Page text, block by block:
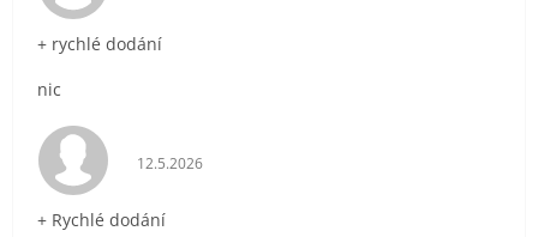
+ rychlé dodání
nic
Hodnocení obchodu je 5 z 5 hvězdiček.
12.5.2026
+ Rychlé dodání